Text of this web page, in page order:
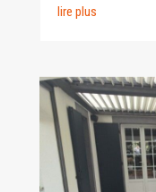
lire plus